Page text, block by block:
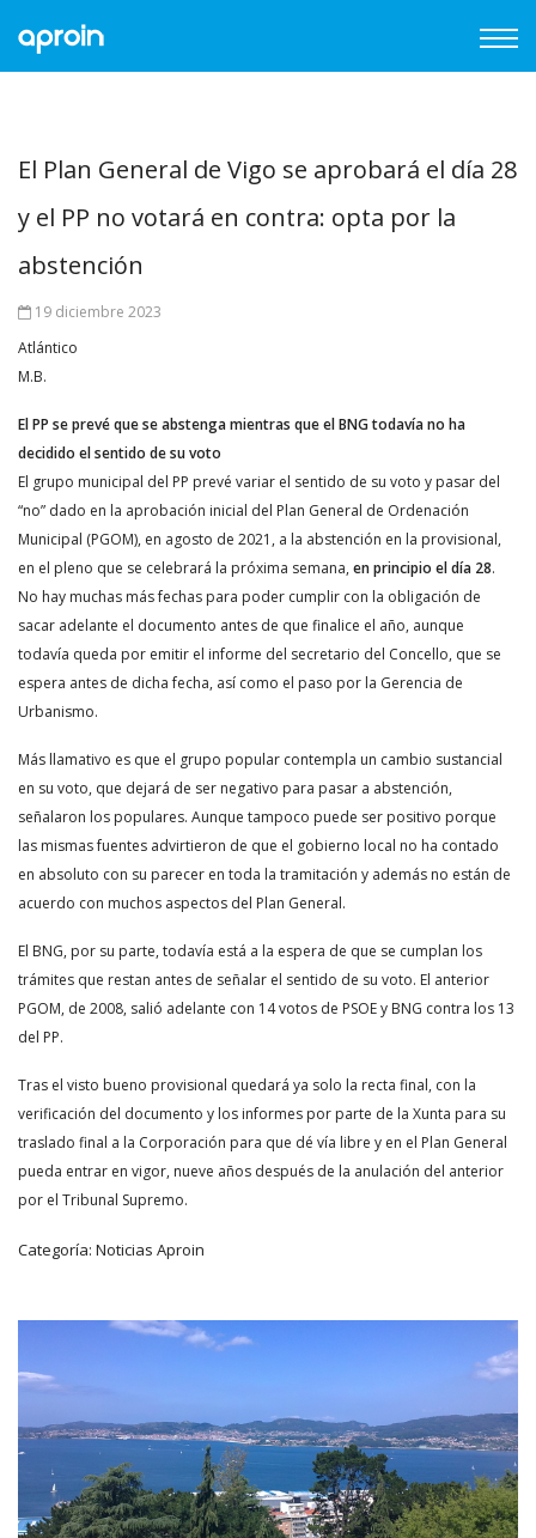
El Plan General de Vigo se aprobará el día 28
y el PP no votará en contra: opta por la
abstención
19 diciembre 2023
Atlántico
M.B.
El PP se prevé que se abstenga mientras que el BNG todavía no ha
decidido el sentido de su voto
El grupo municipal del PP prevé variar el sentido de su voto y pasar del
“no” dado en la aprobación inicial del Plan General de Ordenación
Municipal (PGOM), en agosto de 2021, a la abstención en la provisional,
en el pleno que se celebrará la próxima semana, en principio el día 28.
No hay muchas más fechas para poder cumplir con la obligación de
sacar adelante el documento antes de que finalice el año, aunque
todavía queda por emitir el informe del secretario del Concello, que se
espera antes de dicha fecha, así como el paso por la Gerencia de
Urbanismo.
Más llamativo es que el grupo popular contempla un cambio sustancial
en su voto, que dejará de ser negativo para pasar a abstención,
señalaron los populares. Aunque tampoco puede ser positivo porque
las mismas fuentes advirtieron de que el gobierno local no ha contado
en absoluto con su parecer en toda la tramitación y además no están de
acuerdo con muchos aspectos del Plan General.
El BNG, por su parte, todavía está a la espera de que se cumplan los
trámites que restan antes de señalar el sentido de su voto. El anterior
PGOM, de 2008, salió adelante con 14 votos de PSOE y BNG contra los 13
del PP.
Tras el visto bueno provisional quedará ya solo la recta final, con la
verificación del documento y los informes por parte de la Xunta para su
traslado final a la Corporación para que dé vía libre y en el Plan General
pueda entrar en vigor, nueve años después de la anulación del anterior
por el Tribunal Supremo.
Categoría: Noticias Aproin